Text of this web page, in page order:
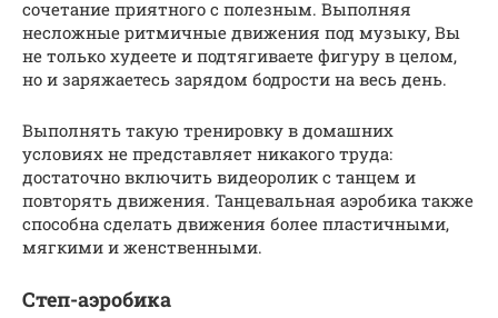
сочетание приятного с полезным. Выполняя
несложные ритмичные движения под музыку, Вы
не только худеете и подтягиваете фигуру в целом,
но и заряжаетесь зарядом бодрости на весь день.
Выполнять такую тренировку в домашних
условиях не представляет никакого труда:
достаточно включить видеоролик с танцем и
повторять движения. Танцевальная аэробика также
способна сделать движения более пластичными,
мягкими и женственными.
Степ-аэробика